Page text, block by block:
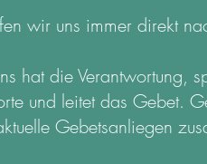
wir uns immer direkt
hat die Verantwortung,
und leitet das Gebet.
Gebetsanliegen